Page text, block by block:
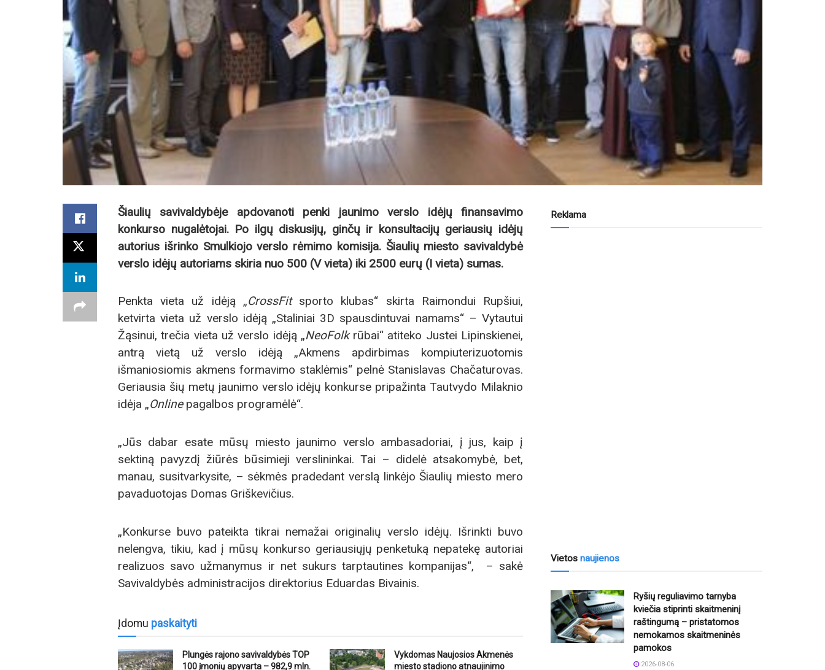
Šiaulių savivaldybėje apdovanoti penki jaunimo verslo idėjų finansavimo
konkurso nugalėtojai. Po ilgų diskusijų, ginčų ir konsultacijų geriausių idėjų
autorius išrinko Smulkiojo verslo rėmimo komisija. Šiaulių miesto savivaldybė
verslo idėjų autoriams skiria nuo 500 (V vieta) iki 2500 eurų (I vieta) sumas.
Penkta vieta už idėją „CrossFitsporto klubas“ skirta Raimondui Rupšiui,
ketvirta vieta už verslo idėją „Staliniai 3D spausdintuvai namams“ – Vytautui
Žąsinui, trečia vieta už verslo idėją „NeoFolk rūbai“ atiteko Justei Lipinskienei,
antrą vietą už verslo idėją „Akmens apdirbimas kompiuterizuotomis
išmaniosiomis akmens formavimo staklėmis“ pelnė Stanislavas Chačaturovas.
Geriausia šių metų jaunimo verslo idėjų konkurse pripažinta Tautvydo Milaknio
idėja „Onlinepagalbos programėlė“.
„Jūs dabar esate mūsų miesto jaunimo verslo ambasadoriai, į jus, kaip į
sektiną pavyzdį žiūrės būsimieji verslininkai. Tai – didelė atsakomybė, bet,
manau, susitvarkysite, – sėkmės pradedant verslą linkėjo Šiaulių miesto mero
pavaduotojas Domas Griškevičius.
„Konkurse buvo pateikta tikrai nemažai originalių verslo idėjų. Išrinkti buvo
nelengva, tikiu, kad į mūsų konkurso geriausiųjų penketuką nepatekę autoriai
realizuos savo užmanymus ir net sukurs tarptautines kompanijas“, – sakė
Savivaldybės administracijos direktorius Eduardas Bivainis.
Įdomu paskaityti
Plungės rajono savivaldybės TOP
100 įmonių apyvarta – 982,9 mln.
Vykdomas Naujosios Akmenės
miesto stadiono atnaujinimo
Reklama
Vietos naujienos
Ryšių reguliavimo tarnyba
kviečia stiprinti skaitmeninį
raštingumą – pristatomos
nemokamos skaitmeninės
pamokos
2026-08-06